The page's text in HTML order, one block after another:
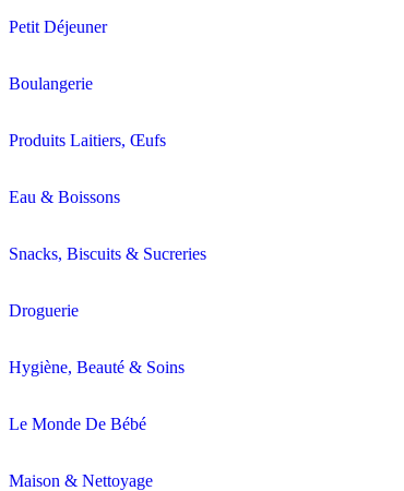
Petit Déjeuner
Boulangerie
Produits Laitiers, Œufs
Eau & Boissons
Snacks, Biscuits & Sucreries
Droguerie
Hygiène, Beauté & Soins
Le Monde De Bébé
Maison & Nettoyage